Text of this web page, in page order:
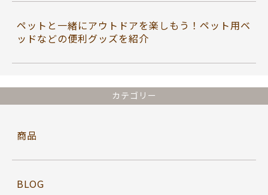
ペットと一緒にアウトドアを楽しもう！ペット用ベ
ッドなどの便利グッズを紹介
カテゴリー
商品
BLOG